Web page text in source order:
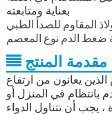
بعناية ومتابعته
المقاوم للصدأ الطبي
ضغط الدم نوع المعصم
مقدمة المنتج
يعانون من ارتفاع
في المنزل أو